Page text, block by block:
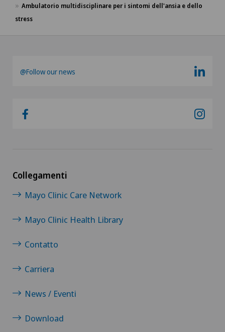
Ambulatorio multidisciplinare per i sintomi dell'ansia e dello
stress
@Follow our news
Collegamenti
Mayo Clinic Care Network
Mayo Clinic Health Library
Contatto
Carriera
News / Eventi
Download